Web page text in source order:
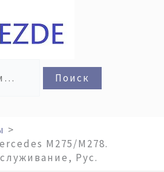
Поиск
M275/M278.
Рус.